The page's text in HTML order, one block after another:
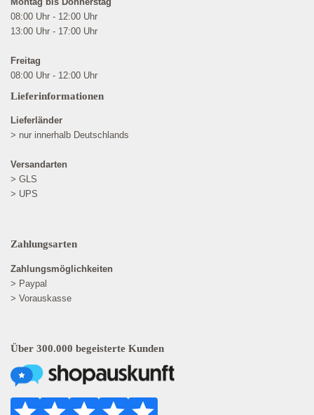
08:00 Uhr - 12:00 Uhr
13:00 Uhr - 17:00 Uhr
Freitag
08:00 Uhr - 12:00 Uhr
Lieferinformationen
Lieferländer
> nur innerhalb Deutschlands
Versandarten
> GLS
> UPS
Zahlungsarten
Zahlungsmöglichkeiten
> Paypal
> Vorauskasse
Über 300.000 begeisterte Kunden